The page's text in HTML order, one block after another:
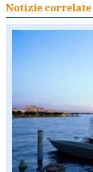
Notizie correlate